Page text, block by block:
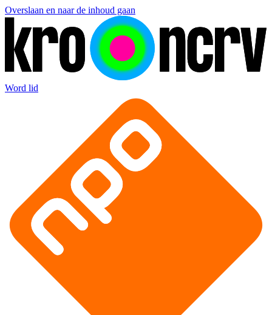
Overslaan en naar de inhoud gaan
Word lid